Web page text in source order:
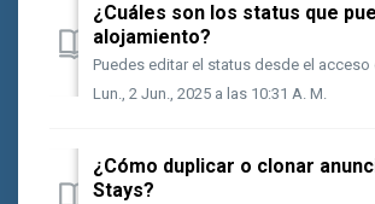
¿Cuáles son los status que
alojamiento?
Lun., 2 Jun., 2025 a las 10:31 A. M.
¿Cómo duplicar o clonar
Stays?